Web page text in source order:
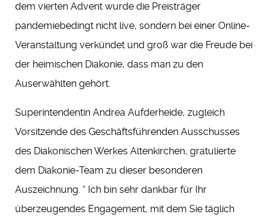
dem vierten Advent wurde die Preisträger
pandemiebedingt nicht live, sondern bei einer Online-
Veranstaltung verkündet und groß war die Freude bei
der heimischen Diakonie, dass man zu den
Auserwählten gehört.
Superintendentin Andrea Aufderheide, zugleich
Vorsitzende des Geschäftsführenden Ausschusses
des Diakonischen Werkes Altenkirchen, gratulierte
dem Diakonie-Team zu dieser besonderen
Auszeichnung. “ Ich bin sehr dankbar für Ihr
überzeugendes Engagement, mit dem Sie täglich